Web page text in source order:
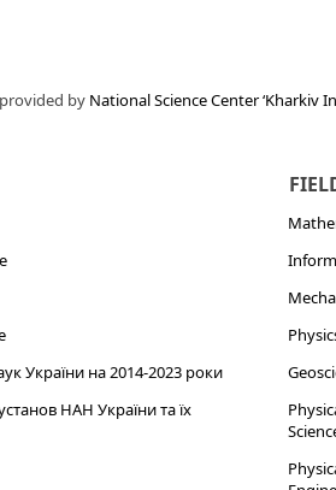
by National Science Center ‘Kharkiv
України на 2014-2023 роки
НАН України та їх